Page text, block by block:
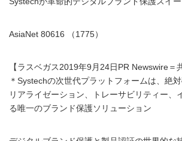
AsiaNet 80616 （1775）
【ラスベガス2019年9月24日PR Newswire＝
＊Systechの次世代プラットフォームは、絶
リアライゼーション、トレーサビリティー、
る唯一のブランド保護ソリューション